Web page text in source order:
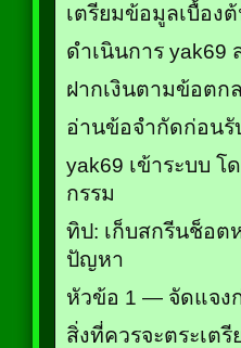
เตรียมข้อมูลเบื้อง
ดำเนินการ yak69
ฝากเงินตามข้อตก
อ่านข้อจำกัดก่อนรั
yak69 เข้าระบบ
กรรม
ทิป: เก็บสกรีนช็อต
ปัญหา
หัวข้อ 1 — จัดแจง
สิ่งที่ควรจะตระเต